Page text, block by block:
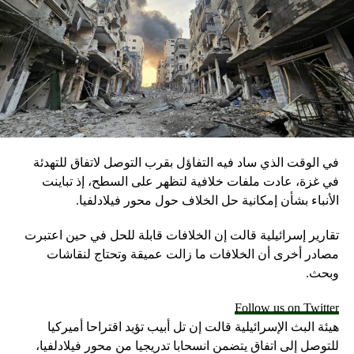
في الوقت الذي ساد فيه التفاؤل بقرب التوصل لاتفاق للتهدئة
في غزة، عادت ملفات خلافية لتظهر على السطح، إذ تباينت
الأنباء بشأن إمكانية حل الخلاف حول محور فيلادلفيا.
تقارير إسرائيلية قالت إن الخلافات قابلة للحل في حين اعتبرت
مصادر أخرى أن الخلافات ما زالت عميقة وتحتاج لنقاشات
وبحث.
Follow us on Twitter
هيئة البث الإسرائيلية قالت إن تل أبيب تؤيد اقتراحا أميركيا
للتوصل إلى اتفاق يتضمن انسحابا تدريجيا من محور فيلادلفيا،